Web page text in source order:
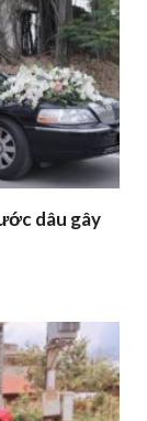
dâu gây